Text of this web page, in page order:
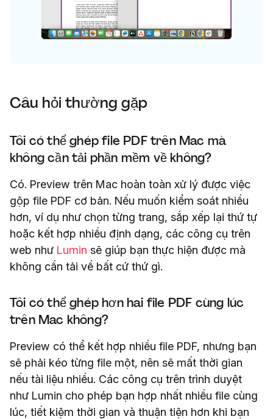
Câu hỏi thường gặp
Tôi có thể ghép file PDF trên Mac mà
không cần tải phần mềm về không?
Có. Preview trên Mac hoàn toàn xử lý được việc
gộp file PDF cơ bản. Nếu muốn kiểm soát nhiều
hơn, ví dụ như chọn từng trang, sắp xếp lại thứ tự
hoặc kết hợp nhiều định dạng, các công cụ trên
web như Lumin sẽ giúp bạn thực hiện được mà
không cần tải về bất cứ thứ gì.
Tôi có thể ghép hơn hai file PDF cùng lúc
trên Mac không?
Preview có thể kết hợp nhiều file PDF, nhưng bạn
sẽ phải kéo từng file một, nên sẽ mất thời gian
nếu tài liệu nhiều. Các công cụ trên trình duyệt
như Lumin cho phép bạn hợp nhất nhiều file cùng
lúc, tiết kiệm thời gian và thuận tiện hơn khi bạn